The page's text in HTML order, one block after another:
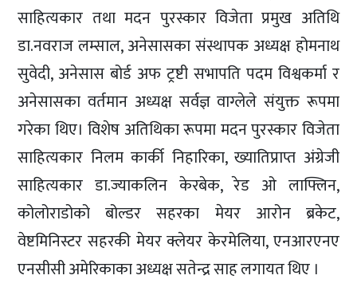
साहित्यकार तथा मदन पुरस्कार विजेता प्रमुख अतिथि
डा.नवराज लम्साल, अनेसासका संस्थापक अध्यक्ष होमनाथ
सुवेदी, अनेसास बोर्ड अफ ट्रष्टी सभापति पदम विश्वकर्मा र
अनेसासका वर्तमान अध्यक्ष सर्वज्ञ वाग्लेले संयुक्त रूपमा
गरेका थिए। विशेष अतिथिका रूपमा मदन पुरस्कार विजेता
साहित्यकार निलम कार्की निहारिका, ख्यातिप्राप्त अंग्रेजी
साहित्यकार डा.ज्याकलिन केरबेक, रेड ओ लाफ्लिन,
कोलोराडोको बोल्डर सहरका मेयर आरोन ब्रकेट,
वेष्टमिनिस्टर सहरकी मेयर क्लेयर केरमेलिया, एनआरएनए
एनसीसी अमेरिकाका अध्यक्ष सतेन्द्र साह लगायत थिए ।